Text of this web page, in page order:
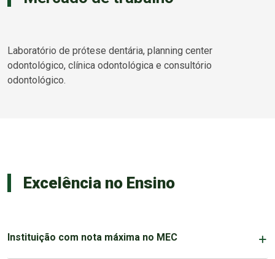
Laboratório de prótese dentária, planning center
odontológico, clínica odontológica e consultório
odontológico.
Excelência no Ensino
Instituição com nota máxima no MEC